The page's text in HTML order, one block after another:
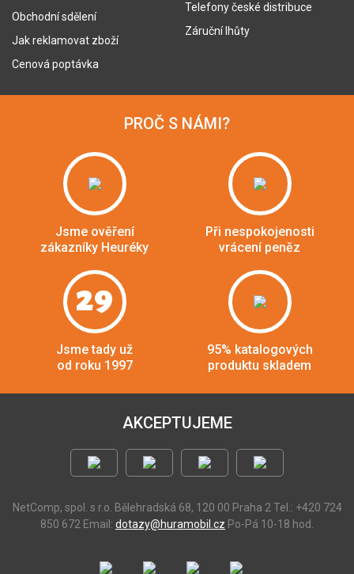
Obchodní sdělení
Jak reklamovat zboží
Cenová poptávka
Telefony české distribuce
Záruční lhůty
PROČ S NÁMI?
Jsme ověření
zákazníky Heuréky
Při nespokojenosti
vrácení peněz
29
Jsme tady už
od roku 1997
95% katalogových
produktu skladem
AKCEPTUJEME
NetComp, spol. s r.o. Bělehradská 68, 120 00 Praha 2 Tel.: +420 724
850 672 Email: dotazy@huramobil.cz Po-Pá 10-18 hod.